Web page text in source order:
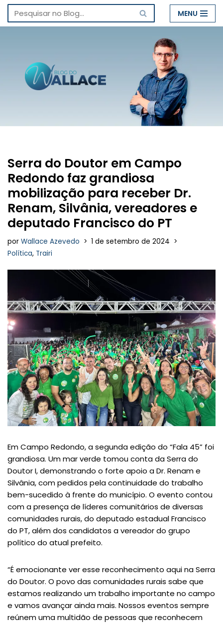
Pular
conteúdo
MENU
Serra do Doutor em Campo
Redondo faz grandiosa
mobilização para receber Dr.
Renam, Silvânia, vereadores e
deputado Francisco do PT
por Wallace Azevedo
1 de setembro de 2024
Política, Trairi
Em Campo Redondo, a segunda edição do “Fala 45” foi
grandiosa. Um mar verde tomou conta da Serra do
Doutor I, demonstrando o forte apoio a Dr. Renam e
Silvânia, com pedidos pela continuidade do trabalho
bem-sucedido à frente do município. O evento contou
com a presença de líderes comunitários de diversas
comunidades rurais, do deputado estadual Francisco
do PT, além dos candidatos a vereador do grupo
político do atual prefeito.
“É emocionante ver esse reconhecimento aqui na Serra
do Doutor. O povo das comunidades rurais sabe que
estamos realizando um trabalho importante no campo
e vamos avançar ainda mais. Nossos eventos sempre
reúnem uma multidão de pessoas que reconhecem